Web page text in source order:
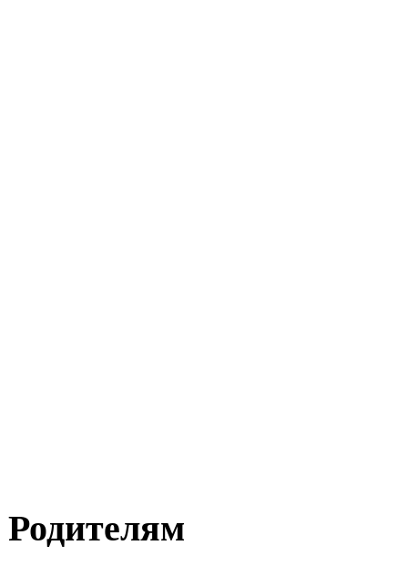
Родителям